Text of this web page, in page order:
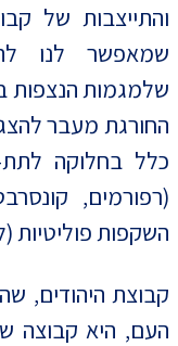
והתייצבות של
שמאפשר לנו
שלמגמות הנצפות
החורגת מעבר
כלל בחלוקה
(רפורמים,
השקפות פוליטיות
קבוצת היהודים,
העם, היא קבוצה